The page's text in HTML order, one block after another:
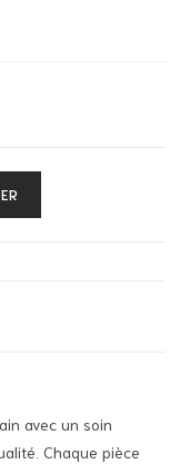
avec un soin
Chaque pièce